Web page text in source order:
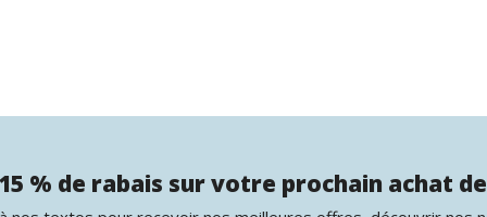
% de rabais sur votre prochain achat de